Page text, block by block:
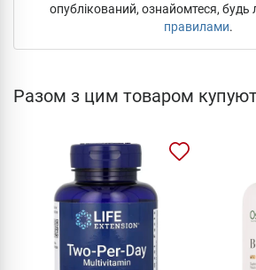
опублікований, ознайомтеся, будь
правилами.
Разом з цим товаром